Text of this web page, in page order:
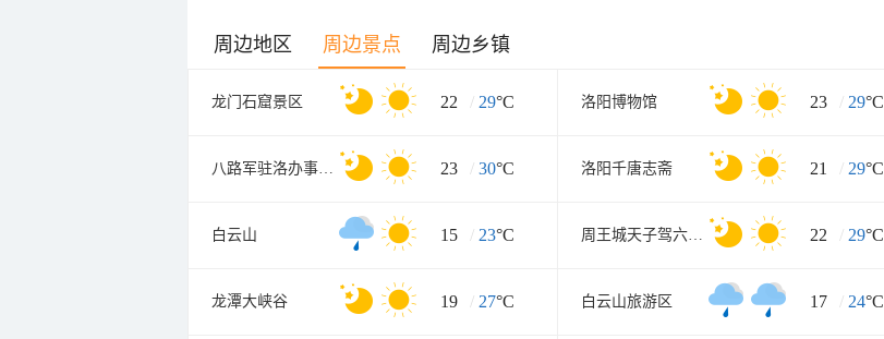
周边地区 周边景点 周边乡镇
龙门石窟景区 22 / 29°C 洛阳博物馆 23 / 29°C
八路军驻洛办事处纪念馆 23 / 30°C 洛阳千唐志斋 21 / 29°C
白云山 15 / 23°C 周王城天子驾六博物馆 22 / 29°C
龙潭大峡谷 19 / 27°C 白云山旅游区 17 / 24°C